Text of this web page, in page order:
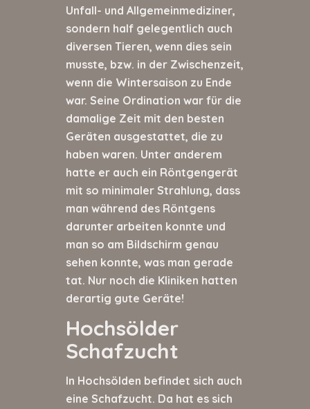
Unfall- und Allgemeinmediziner,
sondern half gelegentlich auch
diversen Tieren, wenn dies sein
musste, bzw. in der Zwischenzeit,
wenn die Wintersaison zu Ende
war. Seine Ordination war für die
damalige Zeit mit den besten
Geräten ausgestattet, die zu
haben waren. Unter anderem
hatte er auch ein Röntgengerät
mit so minimaler Strahlung, dass
man während des Röntgens
darunter arbeiten konnte und
man so am Bildschirm genau
sehen konnte, was man gerade
tat. Nur noch die Kliniken hatten
derartig gute Geräte!
Hochsölder
Schafzucht
In Hochsölden befindet sich auch
eine Schafzucht. Da hat es sich